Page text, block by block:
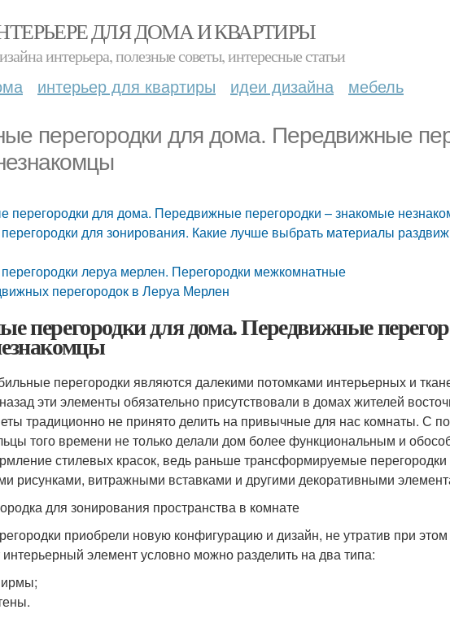
ДЛЯ ДОМА И КВАРТИРЫ
интерьера, полезные советы, интересные статьи
интерьер для квартиры идеи дизайна мебель
перегородки для дома. Передвижные
перегородки для дома. Передвижные перегородки – знакомые
для зонирования. Какие лучше выбрать материалы
леруа мерлен. Перегородки межкомнатные
перегородок в Леруа Мерлен
перегородки для дома. Передвижные
перегородки являются далекими потомками интерьерных и
эти элементы обязательно присутствовали в домах жителей
традиционно не принято делить на привычные для нас комнаты. С
того времени не только делали дом более функциональным и
стилевых красок, ведь раньше трансформируемые перегородки
рисунками, витражными вставками и другими декоративными
для зонирования пространства в комнате
приобрели новую конфигурацию и дизайн, не утратив при этом
элемент условно можно разделить на два типа: